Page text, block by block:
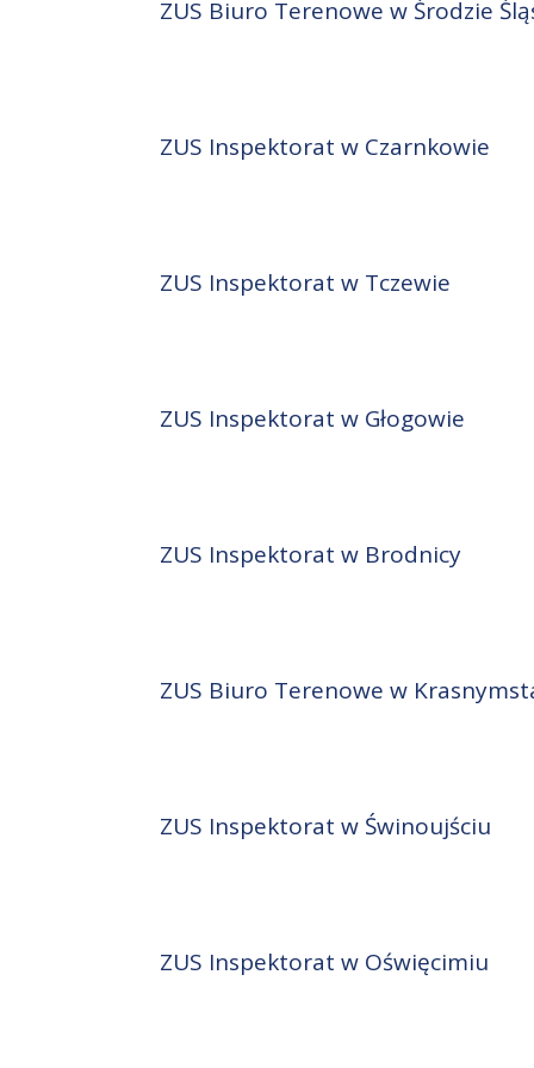
ZUS Biuro Terenowe w Środzie
ZUS Inspektorat w Czarnkowie
ZUS Inspektorat w Tczewie
ZUS Inspektorat w Głogowie
ZUS Inspektorat w Brodnicy
ZUS Biuro Terenowe w
ZUS Inspektorat w Świnoujściu
ZUS Inspektorat w Oświęcimiu